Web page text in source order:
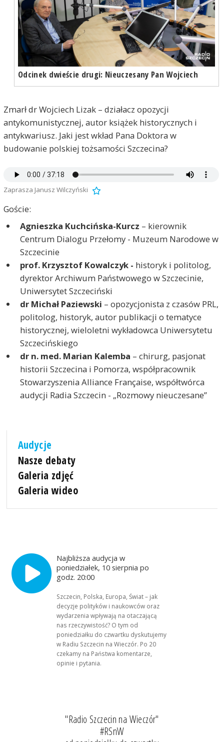
Odcinek dwieście drugi: Nieuczesany Pan Wojciech
Zmarł dr Wojciech Lizak – działacz opozycji
antykomunistycznej, autor książek historycznych i
antykwariusz. Jaki jest wkład Pana Doktora w
budowanie polskiej tożsamości Szczecina?
Zaprasza Janusz Wilczyński
Goście:
Agnieszka Kuchcińska-Kurcz – kierownik
Centrum Dialogu Przełomy - Muzeum Narodowe w
Szczecinie
prof. Krzysztof Kowalczyk - historyk i politolog,
dyrektor Archiwum Państwowego w Szczecinie,
Uniwersytet Szczeciński
dr Michał Paziewski – opozycjonista z czasów PRL,
politolog, historyk, autor publikacji o tematyce
historycznej, wieloletni wykładowca Uniwersytetu
Szczecińskiego
dr n. med. Marian Kalemba – chirurg, pasjonat
historii Szczecina i Pomorza, współpracownik
Stowarzyszenia Alliance Française, współtwórca
audycji Radia Szczecin - „Rozmowy nieuczesane”
Audycje
Nasze debaty
Galeria zdjęć
Galeria wideo
Najbliższa audycja w
poniedziałek, 10 sierpnia po
godz. 20:00
Szczecin, Polska, Europa, Świat – jak
decyzje polityków i naukowców oraz
wydarzenia wpływają na otaczającą
nas rzeczywistość? O tym od
poniedziałku do czwartku dyskutujemy
w Radiu Szczecin na Wieczór. Po 20
czekamy na Państwa komentarze,
opinie i pytania.
"Radio Szczecin na Wieczór"
#RSnW